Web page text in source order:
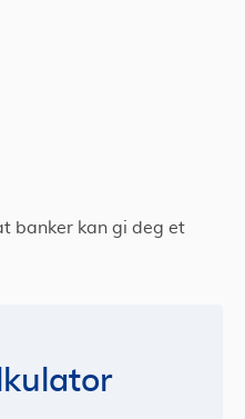
banker kan gi deg et